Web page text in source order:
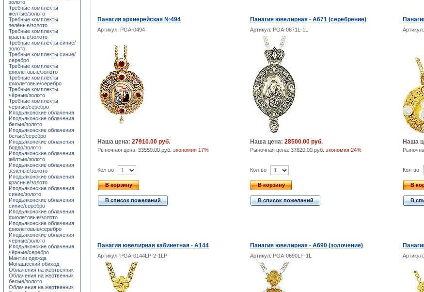
Панагия архиерейская №494 Панагия ювелирная - А671 (серебрение)
Артикул: PGA-0494 Артикул: PGA-0671L-1L
Наша цена: 27910.00 руб.
Рыночная цена: 33550.00 руб. экономия 17%
Наша цена: 28500.00 руб.
Рыночная цена: 37620.00 руб. экономия 24%
Наша
Кол-во
В корзину
В список пожеланий
Кол-во
В корзину
В список пожеланий
Кол-во
В
В
Панагия ювелирная кабинетная - А144 Панагия ювелирная - А690 (золочение)
Артикул: PGA-0144LP-2-1LP Артикул: PGA-0690LF-1L
золото
Требные комплекты
жёлтые/золото
Требные комплекты
зелёные/золото
Требные комплекты
красные/золото
Требные комплекты синие/
золото
Требные комплекты синие/
серебро
Требные комплекты
фиолетовые/золото
Требные комплекты
фиолетовые/серебро
Требные комплекты
чёрные/золото
Требные комплекты
чёрные/серебро
Иподьяконские облачения
Иподьяконские облачения
белые/золото
Иподьяконские облачения
белые/серебро
Иподьяконские облачения
бордо/золото
Иподьяконские облачения
жёлтые/золото
Иподьяконские облачения
зелёные/золото
Иподьяконские облачения
красные/золото
Иподьяконские облачения
синие/золото
Иподьяконские облачения
синие/серебро
Иподьяконские облачения
фиолетовые/золото
Иподьяконские облачения
фиолетовые/серебро
Иподьяконские облачения
чёрные/золото
Иподьяконские облачения
чёрные/серебро
Мантии одежда
Монашеский обиход
Облачения на жертвенник
Облачения на жертвенник
белые/золото
Облачения на жертвенник